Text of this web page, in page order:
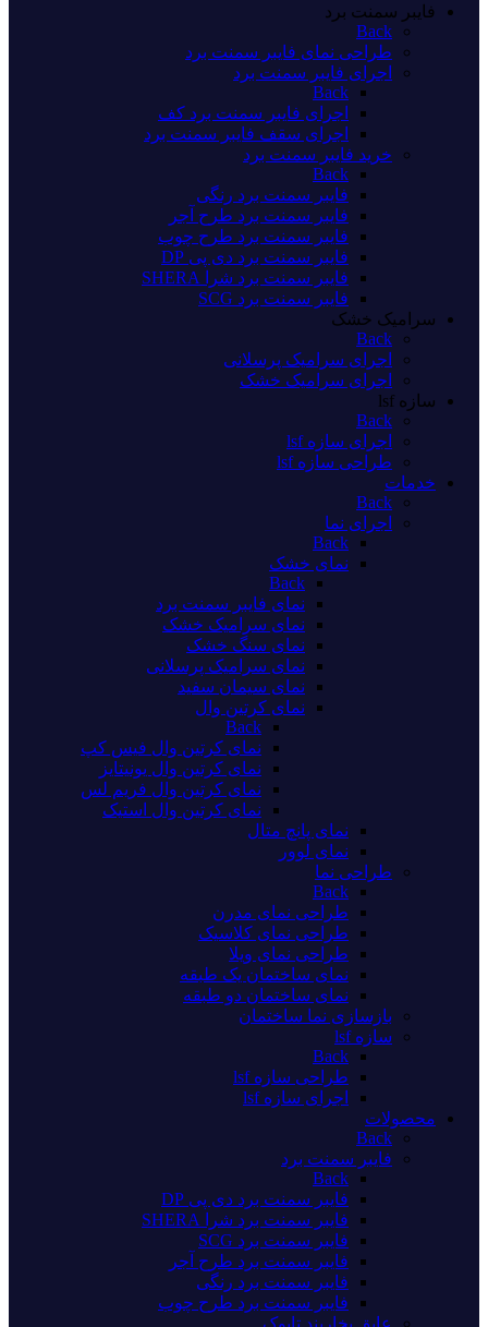
فایبر سمنت برد
Back
طراحی نمای فایبر سمنت برد
اجرای فایبر سمنت برد
Back
اجرای فایبر سمنت برد کف
اجرای سقف فایبر سمنت برد
خرید فایبر سمنت برد
Back
فایبر سمنت برد رنگی
فایبر سمنت برد طرح آجر
فایبر سمنت برد طرح چوب
فایبر سمنت برد دی پی DP
فایبر سمنت برد شرا SHERA
فایبر سمنت برد SCG
سرامیک خشک
Back
اجرای سرامیک پرسلانی
اجرای سرامیک خشک
سازه lsf
Back
اجرای سازه lsf
طراحی سازه lsf
خدمات
Back
اجرای نما
Back
نمای خشک
Back
نمای فایبر سمنت برد
نمای سرامیک خشک
نمای سنگ خشک
نمای سرامیک پرسلانی
نمای سیمان سفید
نمای کرتین وال
Back
نمای کرتین وال فیس کپ
نمای کرتین وال یونیتایز
نمای کرتین وال فریم لس
نمای کرتین وال استیک
نمای پانچ متال
نمای لوور
طراحی نما
Back
طراحی نمای مدرن
طراحی نمای کلاسیک
طراحی نمای ویلا
نمای ساختمان یک طبقه
نمای ساختمان دو طبقه
بازسازی نما ساختمان
سازه lsf
Back
طراحی سازه lsf
اجرای سازه lsf
محصولات
Back
فایبر سمنت برد
Back
فایبر سمنت برد دی پی DP
فایبر سمنت برد شرا SHERA
فایبر سمنت برد SCG
فایبر سمنت برد طرح آجر
فایبر سمنت برد رنگی
فایبر سمنت برد طرح چوب
عایق بخاربند تایوک